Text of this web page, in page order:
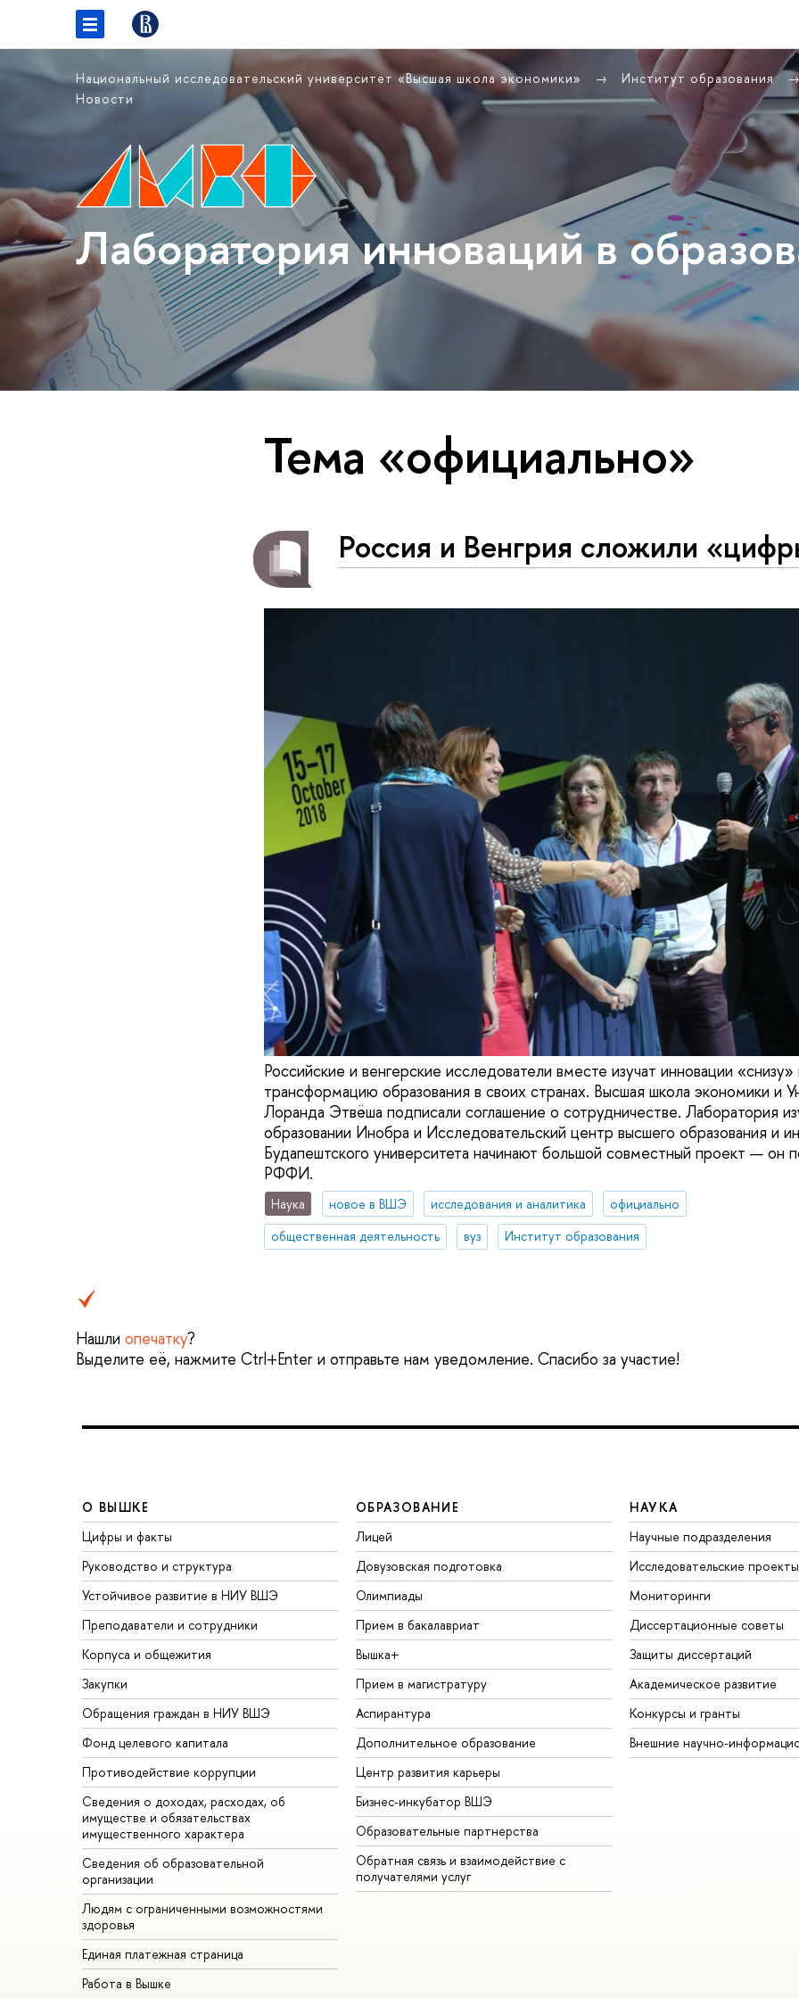
Национальный исследовательский университет «Высшая школа экономики»
Институт образования
Новости
Лаборатория инноваций в
Тема «официально»
Россия и Венгрия сложили
Российские и венгерские исследователи вместе изучат инновации
трансформацию образования в своих странах. Высшая школа экономики и
Лоранда Этвёша подписали соглашение о сотрудничестве. Лаборатория
образовании Инобра и Исследовательский центр высшего образования и
Будапештского университета начинают большой совместный проект — он
РФФИ.
Наука новое в ВШЭ исследования и аналитика
официально
общественная деятельность
вуз Институт образования
Нашли опечатку?
Выделите её, нажмите Ctrl+Enter и отправьте нам уведомление. Спасибо за участие!
О ВЫШКЕ
Цифры и факты
Руководство и структура
Устойчивое развитие в НИУ ВШЭ
Преподаватели и сотрудники
Корпуса и общежития
Закупки
Обращения граждан в НИУ ВШЭ
Фонд целевого капитала
Противодействие коррупции
Сведения о доходах, расходах, об
имуществе и обязательствах
имущественного характера
Сведения об образовательной
организации
Людям с ограниченными возможностями
здоровья
Единая платежная страница
Работа в Вышке
ОБРАЗОВАНИЕ
Лицей
Довузовская подготовка
Олимпиады
Прием в бакалавриат
Вышка+
Прием в магистратуру
Аспирантура
Дополнительное образование
Центр развития карьеры
Бизнес-инкубатор ВШЭ
Образовательные партнерства
Обратная связь и взаимодействие с
получателями услуг
НАУКА
Научные подразделения
Исследовательские проекты
Мониторинги
Диссертационные советы
Защиты диссертаций
Академическое развитие
Конкурсы и гранты
Внешние научно-